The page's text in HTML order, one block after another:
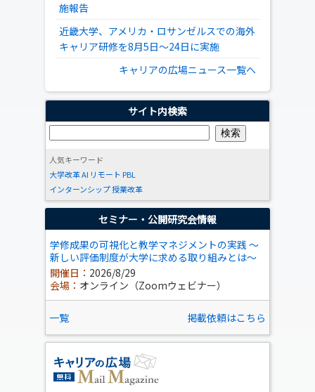
施報告
近畿大学、アメリカ・ロサンゼルスでの海外
キャリア研修を8月5日～24日に実施
キャリアの広場ニュース一覧へ
サイト内検索
人気キーワード
大学改革AI リモート PBL
インターンシップ授業改革
セミナー・公開研究会情報
学修成果の可視化と教学マネジメントの実践 ～
新しい評価制度が大学に求める取り組みとは～
開催日： 2026/8/29
会場： オンライン（Zoomウェビナー）
一覧 掲載依頼はこちら